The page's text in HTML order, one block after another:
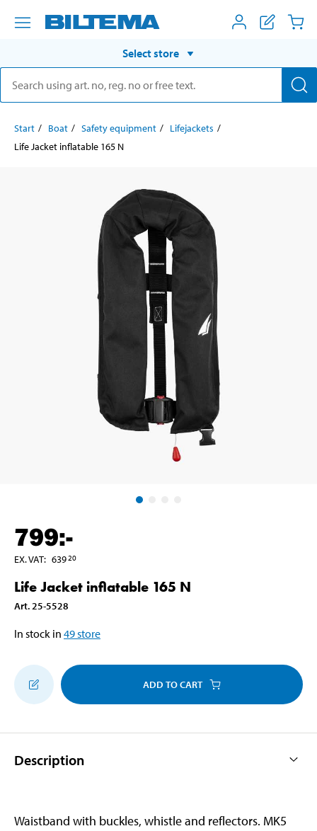
Select store
Start Boat Safety equipment
Lifejackets
Life Jacket inflatable 165 N
799:-
EX. VAT: 63920
Life Jacket inflatable 165 N
Art. 25-5528
In stock in 49store
ADD TO CART
Description
Waistband with buckles, whistle and reflectors. MK5